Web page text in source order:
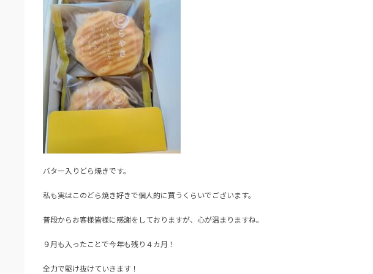
バター入りどら焼きです。
私も実はこのどら焼き好きで個人的に買うくらいでございます。
普段からお客様皆様に感謝をしておりますが、心が温まりますね。
９月も入ったことで今年も残り４カ月！
全力で駆け抜けていきます！